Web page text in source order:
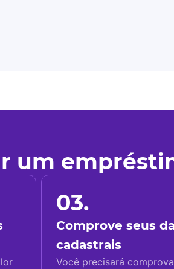
um
03.
Comprove seus
cadastrais
Você precisará